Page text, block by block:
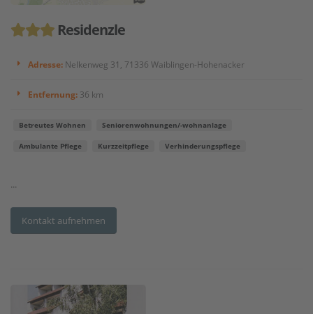
Residenzle
Adresse: Nelkenweg 31, 71336 Waiblingen-Hohenacker
Entfernung: 36 km
Betreutes Wohnen Seniorenwohnungen/-wohnanlage
Ambulante Pflege Kurzzeitpflege Verhinderungspflege
...
Kontakt aufnehmen